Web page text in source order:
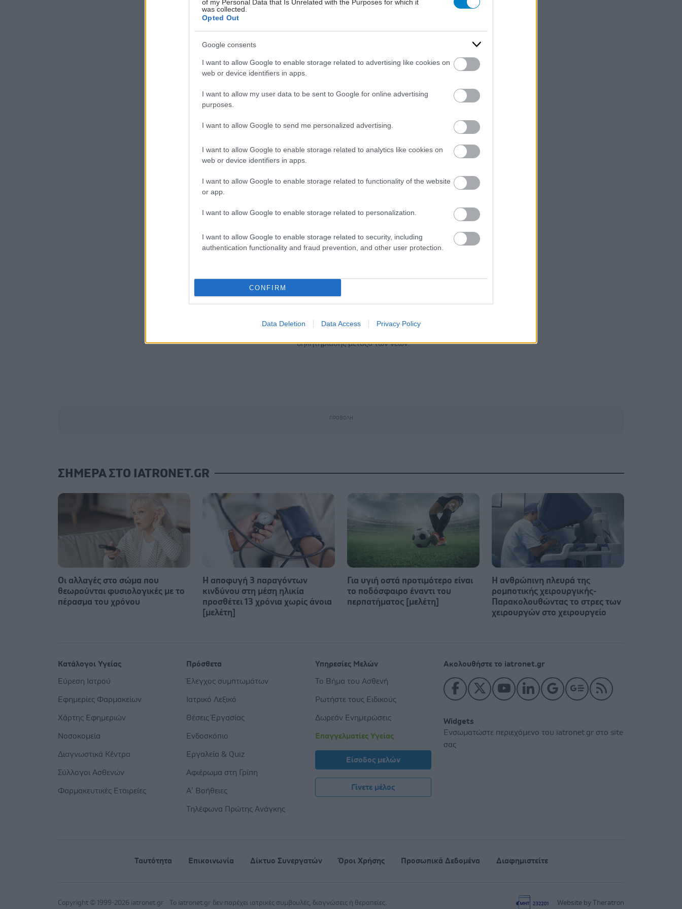
of my Personal Data that Is Unrelated with the Purposes for which it
was collected.
Opted Out
Google consents
I want to allow Google to enable storage related to advertising like cookies on
web or device identifiers in apps.
I want to allow my user data to be sent to Google for online advertising
purposes.
I want to allow Google to send me personalized advertising.
I want to allow Google to enable storage related to analytics like cookies on
web or device identifiers in apps.
I want to allow Google to enable storage related to functionality of the website
or app.
I want to allow Google to enable storage related to personalization.
I want to allow Google to enable storage related to security, including
authentication functionality and fraud prevention, and other user protection.
CONFIRM
Data Deletion Data Access Privacy Policy
Ειδικοί: 'Ολες οι μορφές
την υγεία της καρδιάς
Τι αναφέρει έκθεση ειδικών που
Journal.
Γερμανία: Φωνές για πιο
αυστηρούς κανόνες στα
ατμίσματος
προγραμμάτων ενημέρωσης και
Απαγορεύονται τα
Γαλλία από τον Μάρτιο του
δηλητηρίασης μεταξύ των νέων.
ΣΗΜΕΡΑ ΣΤΟ IATRONET.GR
Οι αλλαγές στο σώμα που
θεωρούνται φυσιολογικές με το
πέρασμα του χρόνου
Η αποφυγή 3 παραγόντων
κινδύνου στη μέση ηλικία
προσθέτει 13 χρόνια χωρίς άνοια
[μελέτη]
Για υγιή οστά προτιμότερο είναι
το ποδόσφαιρο έναντι του
περπατήματος [μελέτη]
Η ανθρώπινη πλευρά της
ρομποτικής χειρουργικής-
Παρακολουθώντας το στρες των
χειρουργών στο χειρουργείο
Ακολουθήστε το iatronet.gr
Widgets
Ενσωματώστε περιεχόμενο του iatronet.gr στο site
σας
Κατάλογοι Υγείας
Εύρεση Ιατρού
Εφημερίες Φαρμακείων
Χάρτης Εφημεριών
Νοσοκομεία
Διαγνωστικά Κέντρα
Σύλλογοι Ασθενών
Φαρμακευτικές Εταιρείες
Πρόσθετα
Έλεγχος συμπτωμάτων
Ιατρικό Λεξικό
Θέσεις Έργασίας
Ενδοσκόπιο
Εργαλεία & Quiz
Αφιέρωμα στη Γρίπη
Α’ Βοήθειες
Τηλέφωνα Πρώτης Ανάγκης
Υπηρεσίες Μελών
Το Βήμα του Ασθενή
Ρωτήστε τους Ειδικούς
Δωρεάν Ενημερώσεις
Επαγγελματίες Υγείας
Είσοδος μελών
Γίνετε μέλος
Ταυτότητα Επικοινωνία Δίκτυο Συνεργατών Όροι Χρήσης Προσωπικά Δεδομένα Διαφημιστείτε
Copyright © 1999-2026 iatronet.gr Το iatronet.gr δεν παρέχει ιατρικές συμβουλές, διαγνώσεις ή θεραπείες. Website by Theratron